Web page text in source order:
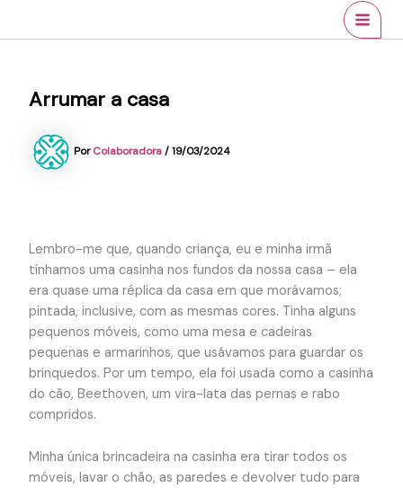
Arrumar a casa
PorColaboradora/19/03/2024
Lembro-me que, quando criança, eu e minha irmã
tínhamos uma casinha nos fundos da nossa casa – ela
era quase uma réplica da casa em que morávamos;
pintada, inclusive, com as mesmas cores. Tinha alguns
pequenos móveis, como uma mesa e cadeiras
pequenas e armarinhos, que usávamos para guardar os
brinquedos. Por um tempo, ela foi usada como a casinha
do cão, Beethoven, um vira-lata das pernas e rabo
compridos.
Minha única brincadeira na casinha era tirar todos os
móveis, lavar o chão, as paredes e devolver tudo para